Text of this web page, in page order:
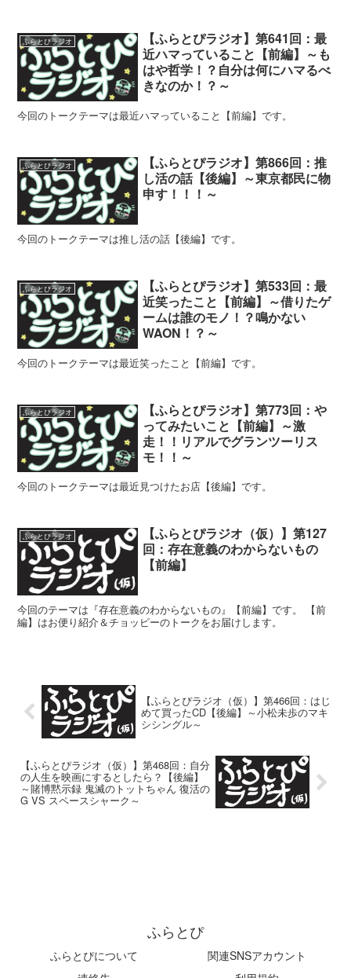
ふらとぴラジオ
【ふらとぴラジオ】第641回：最
近ハマっていること【前編】～も
はや哲学！？自分は何にハマるべ
きなのか！？～
今回のトークテーマは最近ハマっていること【前編】です。
ふらとぴラジオ
【ふらとぴラジオ】第866回：推
し活の話【後編】～東京都民に物
申す！！！～
今回のトークテーマは推し活の話【後編】です。
ふらとぴラジオ
【ふらとぴラジオ】第533回：最
近笑ったこと【前編】～借りたゲ
ームは誰のモノ！？鳴かない
WAON！？～
今回のトークテーマは最近笑ったこと【前編】です。
ふらとぴラジオ
【ふらとぴラジオ】第773回：や
ってみたいこと【前編】～激
走！！リアルでグランツーリス
モ！！～
今回のトークテーマは最近見つけたお店【後編】です。
ふらとぴラジオ
【ふらとぴラジオ（仮）】第127
回：存在意義のわからないもの
【前編】
今回のテーマは『存在意義のわからないもの』【前編】です。 【前
編】はお便り紹介＆チョッピーのトークをお届けします。
【ふらとぴラジオ（仮）】第466回：はじ
めて買ったCD【後編】～小松未歩のマキ
シシングル～
【ふらとぴラジオ（仮）】第468回：自分
の人生を映画にするとしたら？【後編】
～賭博黙示録 鬼滅のトットちゃん 復活の
G VS スペースシャーク～
ふらとぴ
ふらとぴについて
関連SNSアカウント